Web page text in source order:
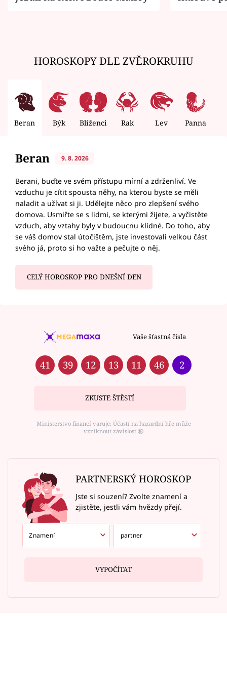
HOROSKOPY DLE ZVĚROKRUHU
Beran Býk Blíženci Rak Lev Panna
Beran 9. 8. 2026
Berani, buďte ve svém přístupu mírní a zdrženliví. Ve
vzduchu je cítit spousta něhy, na kterou byste se měli
naladit a užívat si ji. Udělejte něco pro zlepšení svého
domova. Usmiřte se s lidmi, se kterými žijete, a vyčistěte
vzduch, aby vztahy byly v budoucnu klidné. Do toho, aby
se váš domov stal útočištěm, jste investovali velkou část
svého já, proto si ho važte a pečujte o něj.
CELÝ HOROSKOP PRO DNEŠNÍ DEN
Vaše šťastná čísla
41 39 12 13 11 46 2
ZKUSTE ŠTĚSTÍ
Ministerstvo financí varuje: Účastí na hazardní hře může
vzniknout závislost ⑱
PARTNERSKÝ HOROSKOP
Jste si souzení? Zvolte znamení a
zjistěte, jestli vám hvězdy přejí.
VYPOČÍTAT